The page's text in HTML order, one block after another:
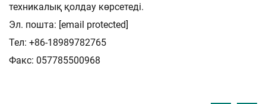
техникалық қолдау көрсетеді.
Эл. пошта: [email protected]
Тел: +86-18989782765
Факс: 057785500968